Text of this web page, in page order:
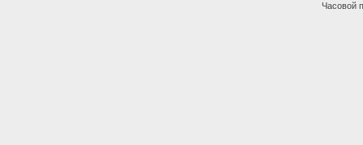
Часовой